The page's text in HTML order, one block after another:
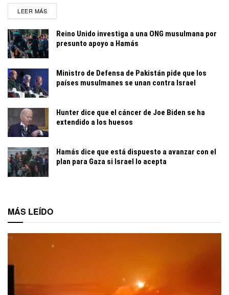
LEER MÁSDETAILS
Reino Unido investiga a una ONG musulmana por
presunto apoyo a Hamás
Ministro de Defensa de Pakistán pide que los
países musulmanes se unan contra Israel
Hunter dice que el cáncer de Joe Biden se ha
extendido a los huesos
Hamás dice que está dispuesto a avanzar con el
plan para Gaza si Israel lo acepta
MÁS LEÍDO